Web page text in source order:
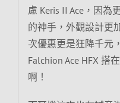
慮 Keris II Ace，因為
的神手，外觀設計更
次優惠更是狂降千元
Falchion Ace HFX 搭
啊！